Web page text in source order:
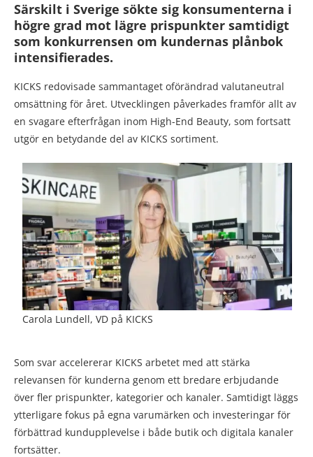
Särskilt i Sverige sökte sig konsumenterna i
högre grad mot lägre prispunkter samtidigt
som konkurrensen om kundernas plånbok
intensifierades.
KICKS redovisade sammantaget oförändrad valutaneutral
omsättning för året. Utvecklingen påverkades framför allt av
en svagare efterfrågan inom High-End Beauty, som fortsatt
utgör en betydande del av KICKS sortiment.
Carola Lundell, VD på KICKS
Som svar accelererar KICKS arbetet med att stärka
relevansen för kunderna genom ett bredare erbjudande
över fler prispunkter, kategorier och kanaler. Samtidigt läggs
ytterligare fokus på egna varumärken och investeringar för
förbättrad kundupplevelse i både butik och digitala kanaler
fortsätter.